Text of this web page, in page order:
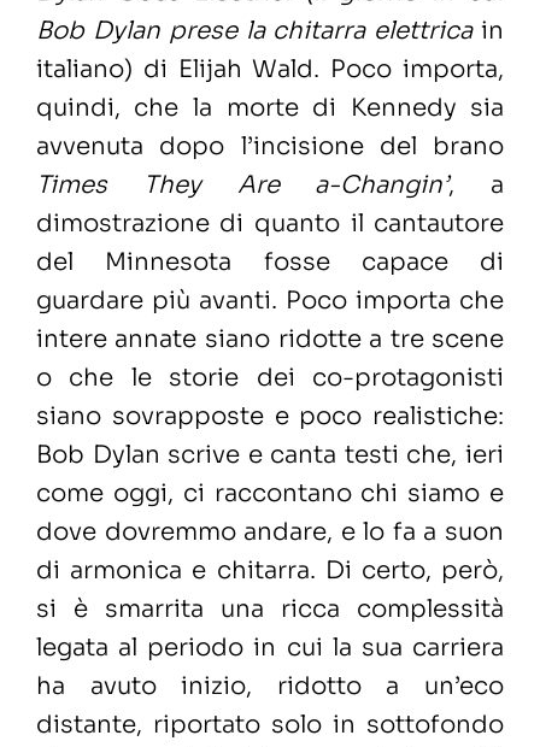
Bob Dylan prese la chitarra elettricain
italiano) di Elijah Wald. Poco importa,
quindi, che la morte di Kennedy sia
avvenuta dopo l’incisione del brano
Times They Are a-Changin’, a
dimostrazione di quanto il cantautore
del Minnesota fosse capace di
guardare più avanti. Poco importa che
intere annate siano ridotte a tre scene
o che le storie dei co-protagonisti
siano sovrapposte e poco realistiche:
Bob Dylan scrive e canta testi che, ieri
come oggi, ci raccontano chi siamo e
dove dovremmo andare, e lo fa a suon
di armonica e chitarra. Di certo, però,
si è smarrita una ricca complessità
legata al periodo in cui la sua carriera
ha avuto inizio, ridotto a un’eco
distante, riportato solo in sottofondo